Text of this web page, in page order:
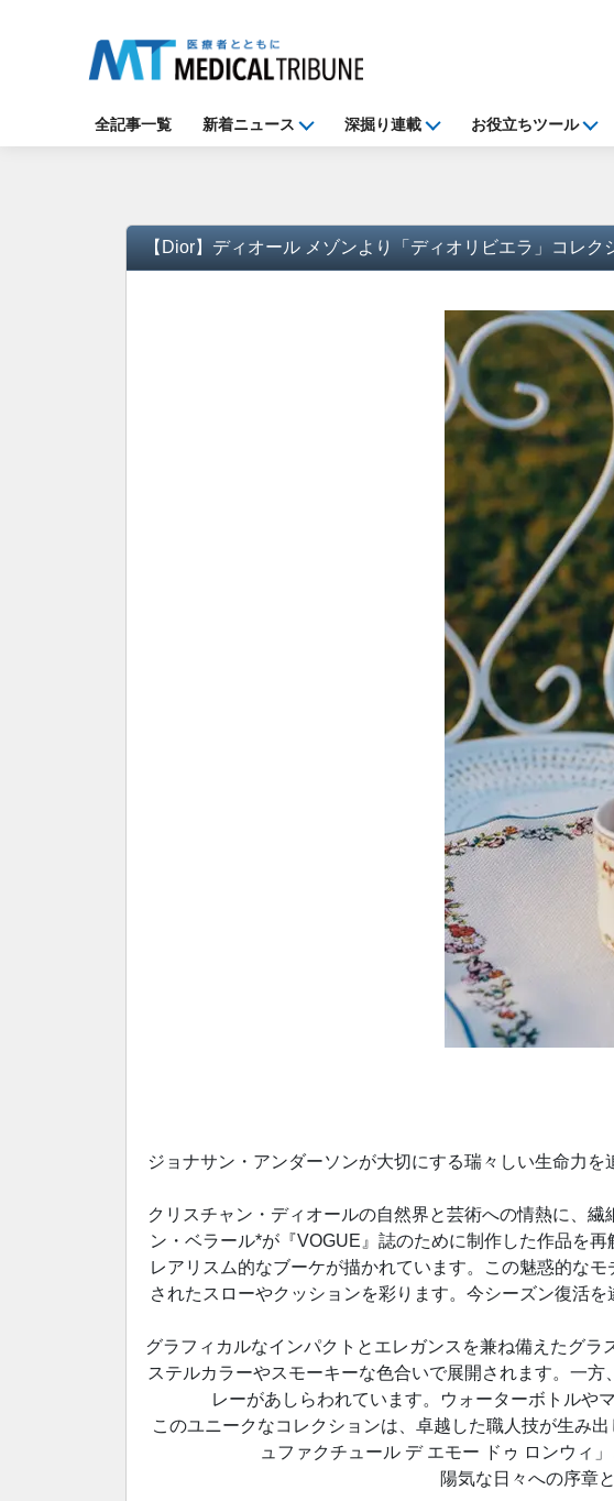
全記事一覧 新着ニュース 深掘り連載 お役立ちツール
【Dior】ディオール メゾンより「ディオリビエラ」コレク
ジョナサン・アンダーソンが大切にする瑞々しい生命力
クリスチャン・ディオールの自然界と芸術への情熱に、
ン・ベラール*が『VOGUE』誌のために制作した作品を
レアリスム的なブーケが描かれています。この魅惑的な
されたスローやクッションを彩ります。今シーズン復活
グラフィカルなインパクトとエレガンスを兼ね備えたグ
ステルカラーやスモーキーな色合いで展開されます。一
レーがあしらわれています。ウォーターボトルや
このユニークなコレクションは、卓越した職人技が生み
ュファクチュール デ エモー ドゥ ロンウィ
陽気な日々への序章